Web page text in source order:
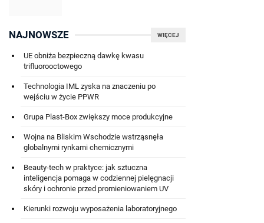
WIĘCEJ
NAJNOWSZE
UE obniża bezpieczną dawkę kwasu
trifluorooctowego
Technologia IML zyska na znaczeniu po
wejściu w życie PPWR
Grupa Plast-Box zwiększy moce produkcyjne
Wojna na Bliskim Wschodzie wstrząsnęła
globalnymi rynkami chemicznymi
Beauty-tech w praktyce: jak sztuczna
inteligencja pomaga w codziennej pielęgnacji
skóry i ochronie przed promieniowaniem UV
Kierunki rozwoju wyposażenia laboratoryjnego